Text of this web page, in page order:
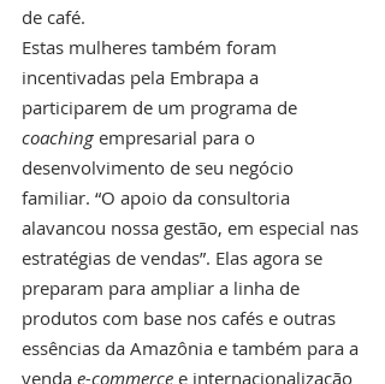
de café.
Estas mulheres também foram
incentivadas pela Embrapa a
participarem de um programa de
coaching empresarial para o
desenvolvimento de seu negócio
familiar. “O apoio da consultoria
alavancou nossa gestão, em especial nas
estratégias de vendas”. Elas agora se
preparam para ampliar a linha de
produtos com base nos cafés e outras
essências da Amazônia e também para a
venda e-commerce e internacionalização